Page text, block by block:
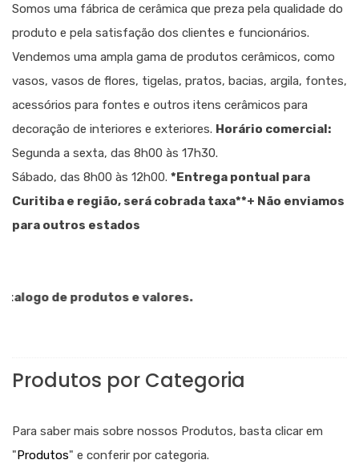
Somos uma fábrica de cerâmica que preza pela qualidade do
produto e pela satisfação dos clientes e funcionários.
Vendemos uma ampla gama de produtos cerâmicos, como
vasos, vasos de flores, tigelas, pratos, bacias, argila, fontes,
acessórios para fontes e outros itens cerâmicos para
decoração de interiores e exteriores. Horário comercial:
Segunda a sexta, das 8h00 às 17h30.
Sábado, das 8h00 às 12h00. *Entrega pontual para
Curitiba e região, será cobrada taxa**+ Não enviamos
para outros estados
de produtos e valores.
Produtos por Categoria
Para saber mais sobre nossos Produtos, basta clicar em
"Produtos" e conferir por categoria.